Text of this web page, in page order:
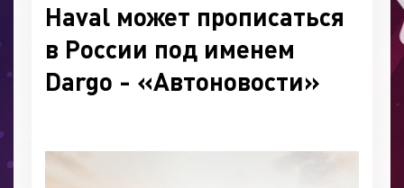
Haval может прописаться
в России под именем
Dargo - «Автоновости»